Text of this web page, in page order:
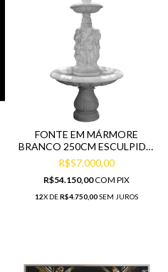
FONTE EM MÁRMORE
BRANCO 250CM ESCULPIDO
À MÃO
R$57.000,00
R$54.150,00COM PIX
12X DER$4.750,00SEM JUROS